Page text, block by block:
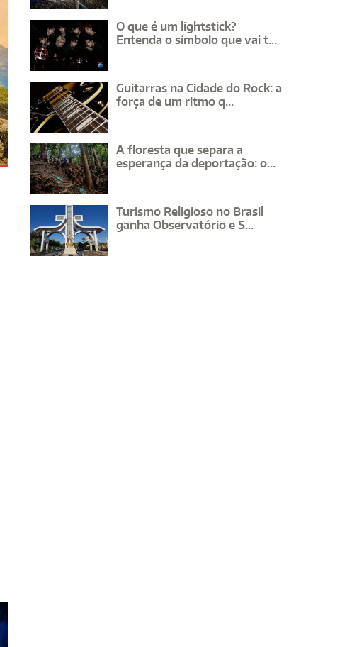
O que é um lightstick?
Entenda o símbolo que vai t...
Guitarras na Cidade do Rock: a
força de um ritmo q...
A floresta que separa a
esperança da deportação: o...
Turismo Religioso no Brasil
ganha Observatório e S...